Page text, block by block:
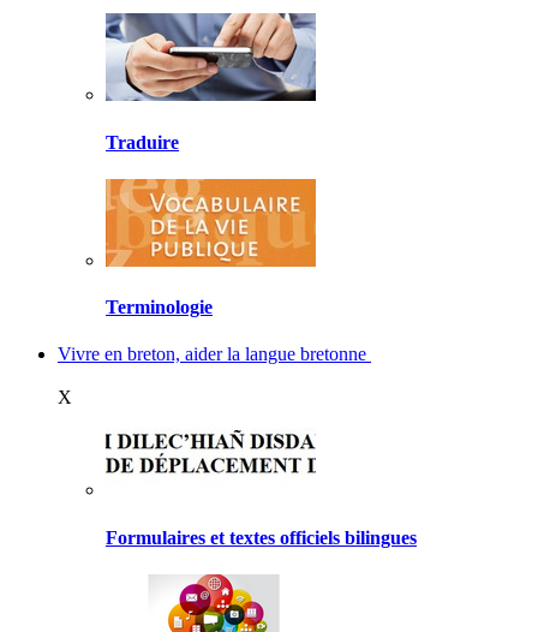
Traduire
Terminologie
Vivre en breton, aider la langue bretonne
X
Formulaires et textes officiels bilingues